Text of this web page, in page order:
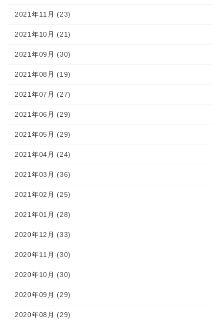
2021年11月 (23)
2021年10月 (21)
2021年09月 (30)
2021年08月 (19)
2021年07月 (27)
2021年06月 (29)
2021年05月 (29)
2021年04月 (24)
2021年03月 (36)
2021年02月 (25)
2021年01月 (28)
2020年12月 (33)
2020年11月 (30)
2020年10月 (30)
2020年09月 (29)
2020年08月 (29)